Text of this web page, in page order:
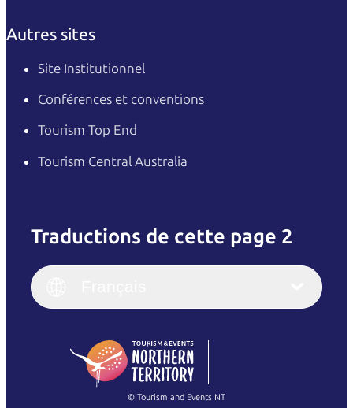
Autres sites
Site Institutionnel
Conférences et conventions
Tourism Top End
Tourism Central Australia
Traductions de cette page 2
English
(Singapore)
Français
Italiano
繁體中文
© Tourism and Events NT